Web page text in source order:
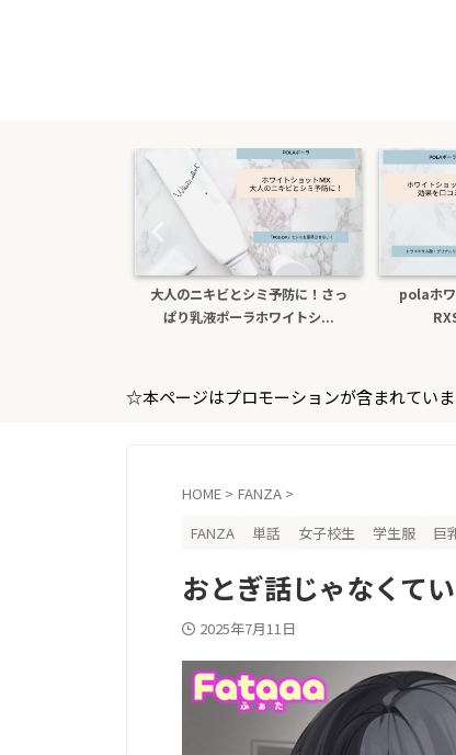
大人のニキビとシミ予防に！さっ
ぱり乳液ポーラホワイトシ...
polaホ
☆本ページはプロモーションが含まれてい
HOME > FANZA >
FANZA
単話 女子校生 学生服 巨
おとぎ話じゃなくてい
2025年7月11日